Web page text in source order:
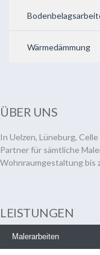
Wärmedämmung
ÜBER UNS
In Uelzen, Lüneburg,
Partner für sämtliche
Wohnraumgestaltung bis
LEISTUNGEN
Malerarbeiten